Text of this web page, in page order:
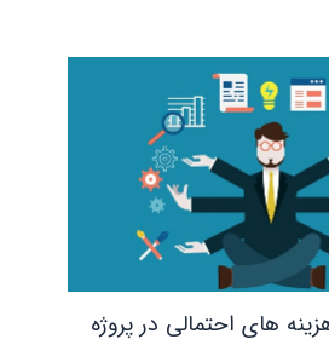
های احتمالی در پروژه